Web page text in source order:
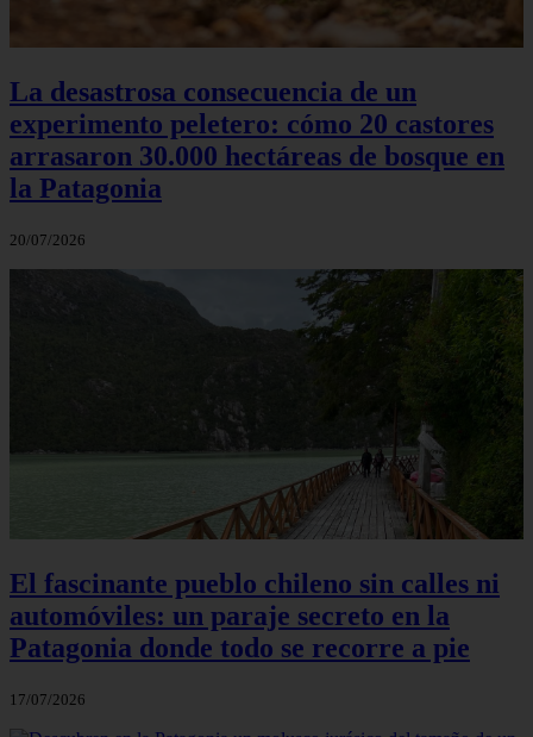
La desastrosa consecuencia de un
experimento peletero: cómo 20 castores
arrasaron 30.000 hectáreas de bosque en
la Patagonia
20/07/2026
El fascinante pueblo chileno sin calles ni
automóviles: un paraje secreto en la
Patagonia donde todo se recorre a pie
17/07/2026